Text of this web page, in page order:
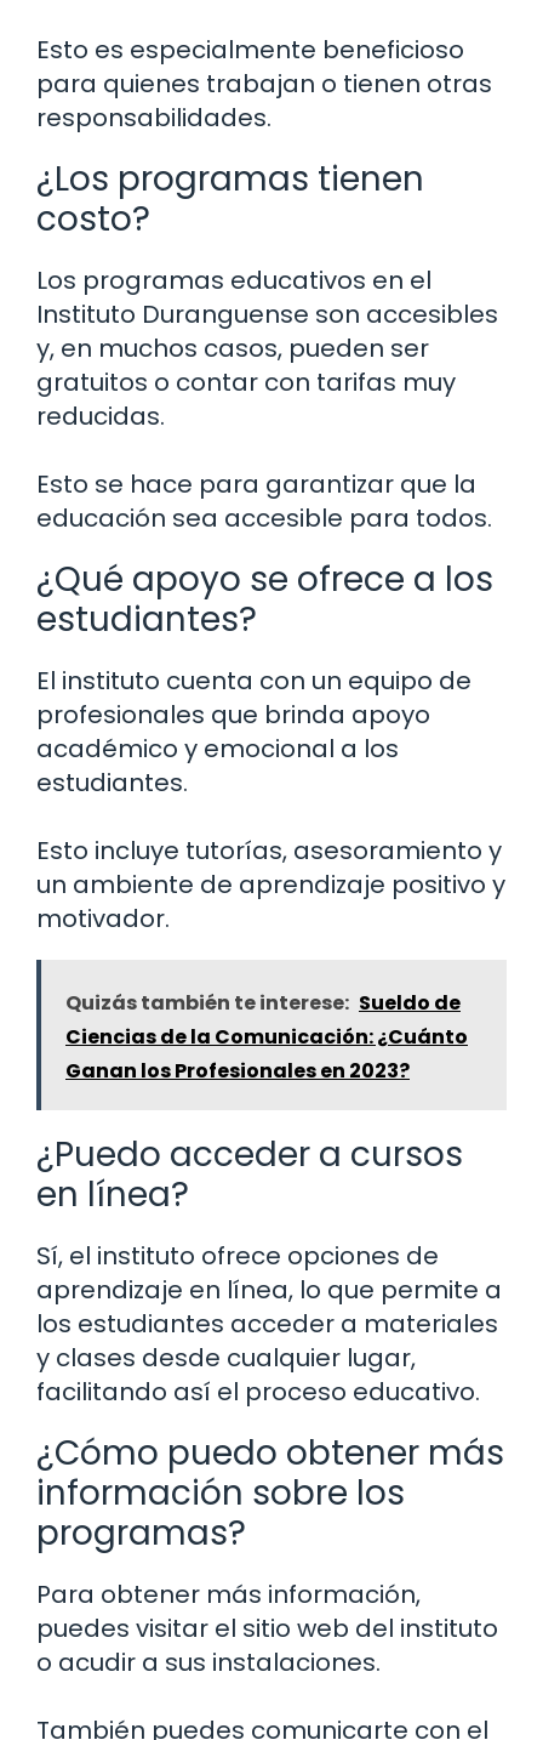
Esto es especialmente beneficioso
para quienes trabajan o tienen otras
responsabilidades.
¿Los programas tienen
costo?
Los programas educativos en el
Instituto Duranguense son accesibles
y, en muchos casos, pueden ser
gratuitos o contar con tarifas muy
reducidas.
Esto se hace para garantizar que la
educación sea accesible para todos.
¿Qué apoyo se ofrece a los
estudiantes?
El instituto cuenta con un equipo de
profesionales que brinda apoyo
académico y emocional a los
estudiantes.
Esto incluye tutorías, asesoramiento y
un ambiente de aprendizaje positivo y
motivador.
Quizás también te interese: Sueldo de
Ciencias de la Comunicación: ¿Cuánto
Ganan los Profesionales en 2023?
¿Puedo acceder a cursos
en línea?
Sí, el instituto ofrece opciones de
aprendizaje en línea, lo que permite a
los estudiantes acceder a materiales
y clases desde cualquier lugar,
facilitando así el proceso educativo.
¿Cómo puedo obtener más
información sobre los
programas?
Para obtener más información,
puedes visitar el sitio web del instituto
o acudir a sus instalaciones.
También puedes comunicarte con el